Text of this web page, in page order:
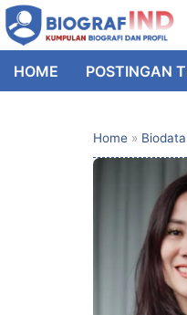
HOME POSTINGAN
Home » Biodata